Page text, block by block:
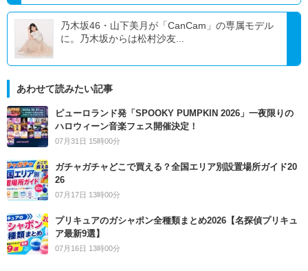
乃木坂46・山下美月が「CanCam」の専属モデル
に。乃木坂からは松村沙友...
あわせて読みたい記事
ピューロランド発「SPOOKY PUMPKIN 2026」一夜限りの
ハロウィーン音楽フェス開催決定！
07月31日 15時00分
ガチャガチャどこで買える？全国エリア別設置場所ガイド20
26
07月17日 13時00分
プリキュアのガシャポン全種類まとめ2026【名探偵プリキュ
ア最新9選】
07月16日 13時00分